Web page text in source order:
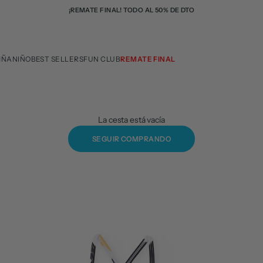
¡REMATE FINAL! TODO AL 50% DE DTO
NIÑOBEST SELLERSFUN CLUBREMATE FINAL
La cesta está vacía
SEGUIR COMPRANDO